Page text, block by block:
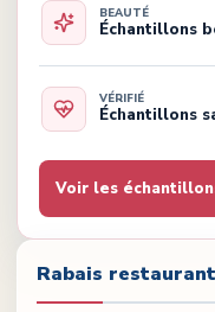
BEAUTÉ
Échantillons
VÉRIFIÉ
Échantillons
Voir les
Rabais